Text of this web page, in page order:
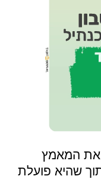
את המאמץ
שהיא פועלת